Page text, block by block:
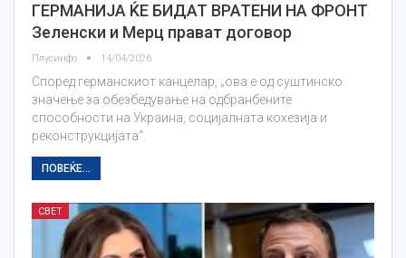
ГЕРМАНИЈА ЌЕ БИДАТ ВРАТЕНИ НА ФРОНТ
Зеленски и Мерц прават договор
Плусинфо 14/04/2026
Според германскиот канцелар, „ова е од суштинско
значење за обезбедување на одбранбените
способности на Украина, социјалната кохезија и
реконструкцијата“.
ПОВЕЌЕ...
СВЕТ